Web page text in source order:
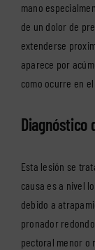
mano
de un dolor de
extenderse
aparece por
como ocurre en el
Diagnóstico
Esta lesión se
causa es a nivel
debido a
pronador
pectoral menor o